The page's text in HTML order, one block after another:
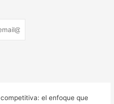
el enfoque que